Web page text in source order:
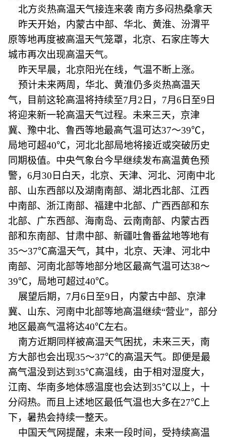
北方炎热高温天气接连来袭 南方多闷热桑拿天
昨天开始，内蒙古中部、华北、黄淮、汾渭平
原等地再度被高温天气笼罩，北京、石家庄等大
城市再次出现高温天气。
昨天早晨，北京阳光在线，气温不断上涨。
预计未来两周，华北、黄淮仍多炎热高温天
气，目前这轮高温将持续至7月2日，7月6日至9日
将迎来新一轮高温天气过程。未来三天，京津
冀、豫中北、鲁西等地最高气温可达37～39℃，
局地可超40℃，河北北部局地将接近或突破历史
同期极值。中央气象台今早继续发布高温黄色预
警，6月30日白天，北京、天津、河北、河南中北
部、山东西部以及湖南南部、湖北西北部、江西
中南部、浙江南部、福建中北部、广西西部和东
北部、广东西部、海南岛、云南南部、内蒙古西
部和东南部、甘肃中部、新疆吐鲁番盆地等地有
35～37℃高温天气，其中，北京、天津、河北中
南部、河南北部等地部分地区最高气温可达38～
39℃，局地可超过40℃。
展望后期，7月6日至9日，内蒙古中部、京津
冀、山东、河南中北部等地高温继续“营业”，部分
地区最高气温将达40℃左右。
南方近期同样被高温天气困扰，未来三天，南
方大部也会出现35～37℃的高温天气。即便是最
高气温没到达到35℃高温线，由于相对湿度大，
江南、华南多地体感温度也会达到35℃以上，十
分闷热。而且上述地区最低气温也大多在27℃上
下，暑热会持续一整天。
中国天气网提醒，未来一段时间，受持续高温